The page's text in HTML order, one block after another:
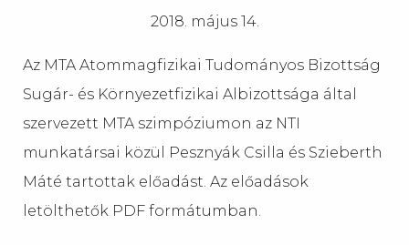
2018. május 14.
Az MTA Atommagfizikai Tudományos Bizottság
Sugár- és Környezetfizikai Albizottsága által
szervezett MTA szimpóziumon az NTI
munkatársai közül Pesznyák Csilla és Szieberth
Máté tartottak előadást. Az előadások
letölthetők PDF formátumban.